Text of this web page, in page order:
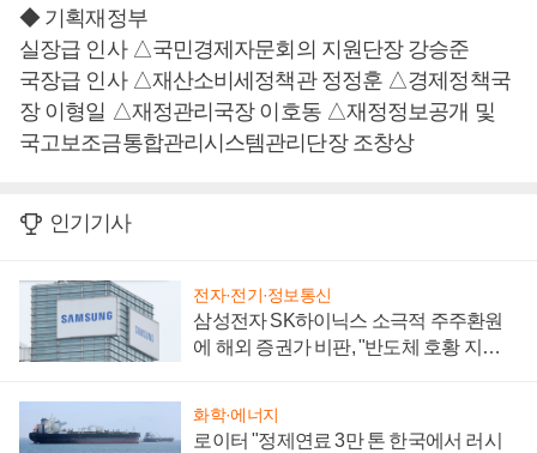
◆ 기획재정부
실장급 인사 △국민경제자문회의 지원단장 강승준
국장급 인사 △재산소비세정책관 정정훈 △경제정책국
장 이형일 △재정관리국장 이호동 △재정정보공개 및
국고보조금통합관리시스템관리단장 조창상
인기기사
전자·전기·정보통신
삼성전자 SK하이닉스 소극적 주주환원
에 해외 증권가 비판, "반도체 호황 지속
화학·에너지
로이터 "정제연료 3만 톤 한국에서 러시